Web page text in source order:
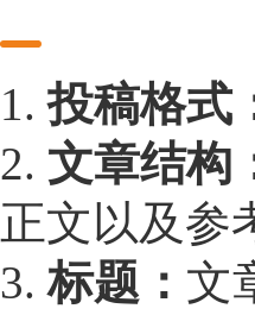
1.投稿格式
2. 文章结构
正文以及参
3.标题： 文